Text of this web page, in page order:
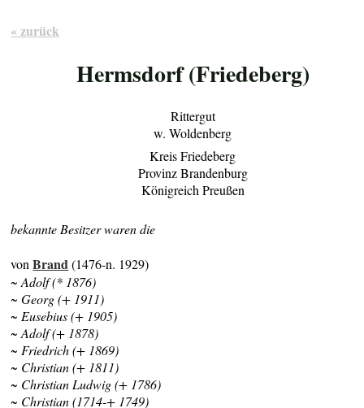
« zurück
Hermsdorf (Friedeberg)
Rittergut
w. Woldenberg
Kreis Friedeberg
Provinz Brandenburg
Königreich Preußen
bekannte Besitzer waren die
vonBrand(1476-n. 1929)
~ Adolf (* 1876)
~ Georg (+ 1911)
~ Eusebius (+ 1905)
~ Adolf (+ 1878)
~ Friedrich (+ 1869)
~ Christian (+ 1811)
~ Christian Ludwig (+ 1786)
~ Christian (1714-+ 1749)